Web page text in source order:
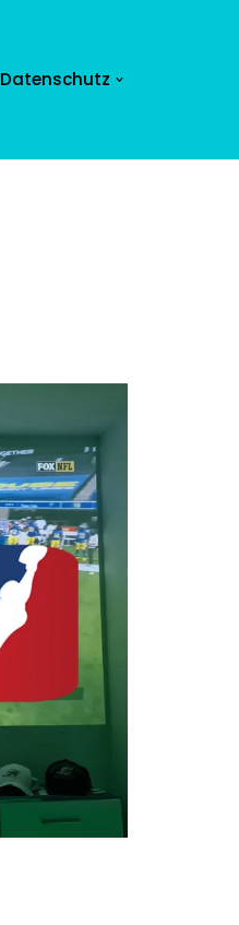
Datenschutz